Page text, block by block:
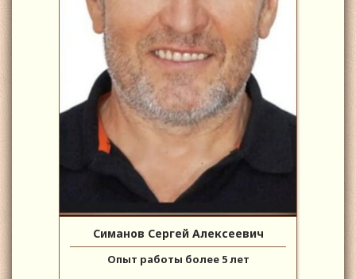
Симанов Сергей Алексеевич
Опыт работы более 5 лет